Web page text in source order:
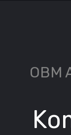
OBM